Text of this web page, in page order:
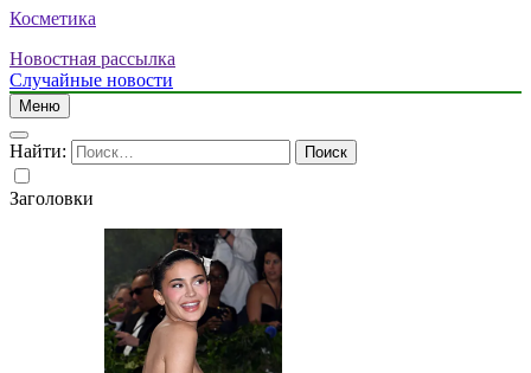
Косметика
Новостная рассылка
Случайные новости
Меню
Найти:
Заголовки